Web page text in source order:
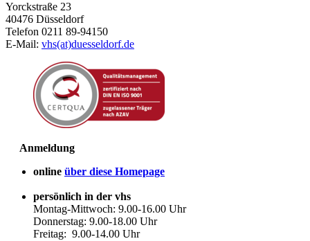
Yorckstraße 23
40476 Düsseldorf
Telefon 0211 89-94150
E-Mail: vhs(at)duesseldorf.de
Anmeldung
online über diese Homepage
persönlich in der vhs
Montag-Mittwoch: 9.00-16.00 Uhr
Donnerstag: 9.00-18.00 Uhr
Freitag: 9.00-14.00 Uhr